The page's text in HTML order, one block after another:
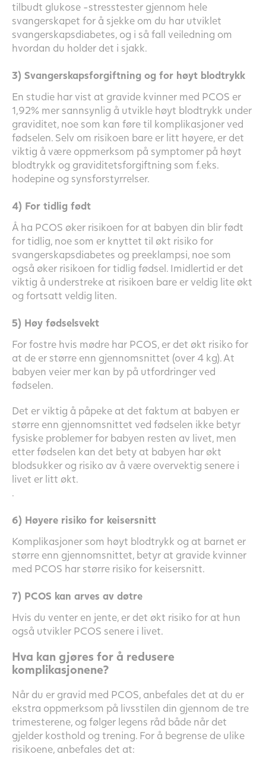
tilbudt glukose -stresstester gjennom hele
svangerskapet for å sjekke om du har utviklet
svangerskapsdiabetes, og i så fall veiledning om
hvordan du holder det i sjakk.
3) Svangerskapsforgiftning og for høyt blodtrykk
En studie har vist at gravide kvinner med PCOS er
1,92% mer sannsynlig å utvikle høyt blodtrykk under
graviditet, noe som kan føre til komplikasjoner ved
fødselen. Selv om risikoen bare er litt høyere, er det
viktig å være oppmerksom på symptomer på høyt
blodtrykk og graviditetsforgiftning som f.eks.
hodepine og synsforstyrrelser.
4) For tidlig født
Å ha PCOS øker risikoen for at babyen din blir født
for tidlig, noe som er knyttet til økt risiko for
svangerskapsdiabetes og preeklampsi, noe som
også øker risikoen for tidlig fødsel. Imidlertid er det
viktig å understreke at risikoen bare er veldig lite økt
og fortsatt veldig liten.
5) Høy fødselsvekt
For fostre hvis mødre har PCOS, er det økt risiko for
at de er større enn gjennomsnittet (over 4 kg). At
babyen veier mer kan by på utfordringer ved
fødselen.
Det er viktig å påpeke at det faktum at babyen er
større enn gjennomsnittet ved fødselen ikke betyr
fysiske problemer for babyen resten av livet, men
etter fødselen kan det bety at babyen har økt
blodsukker og risiko av å være overvektig senere i
livet er litt økt.
.
6) Høyere risiko for keisersnitt
Komplikasjoner som høyt blodtrykk og at barnet er
større enn gjennomsnittet, betyr at gravide kvinner
med PCOS har større risiko for keisersnitt.
7) PCOS kan arves av døtre
Hvis du venter en jente, er det økt risiko for at hun
også utvikler PCOS senere i livet.
Hva kan gjøres for å redusere
komplikasjonene?
Når du er gravid med PCOS, anbefales det at du er
ekstra oppmerksom på livsstilen din gjennom de tre
trimesterene, og følger legens råd både når det
gjelder kosthold og trening. For å begrense de ulike
risikoene, anbefales det at: